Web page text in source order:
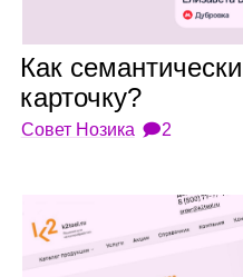
Как
кар­точку?
Совет Нозика 🗩2